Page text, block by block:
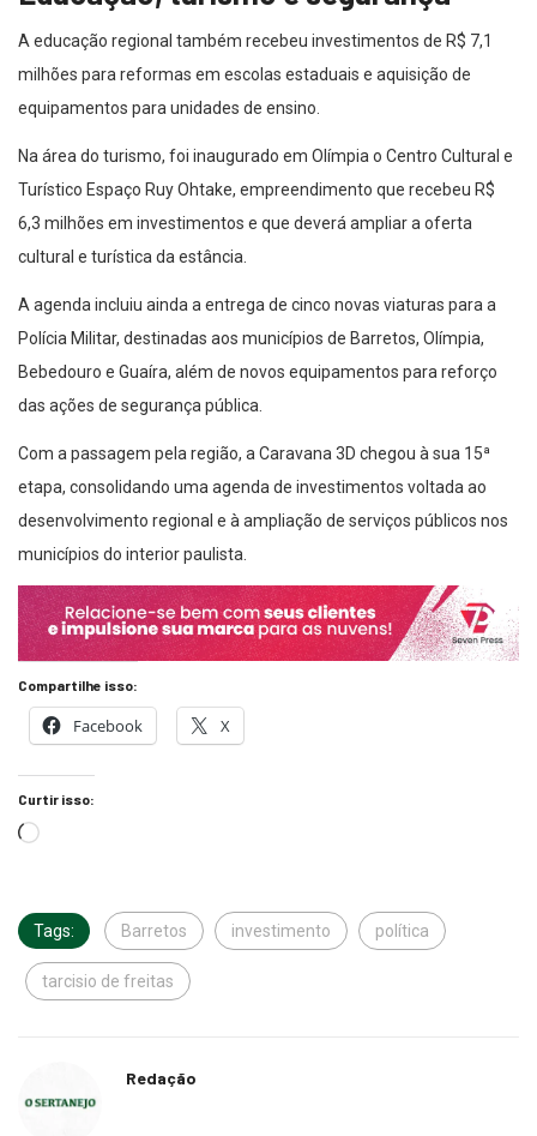
A educação regional também recebeu investimentos de R$ 7,1
milhões para reformas em escolas estaduais e aquisição de
equipamentos para unidades de ensino.
Na área do turismo, foi inaugurado em Olímpia o Centro Cultural e
Turístico Espaço Ruy Ohtake, empreendimento que recebeu R$
6,3 milhões em investimentos e que deverá ampliar a oferta
cultural e turística da estância.
A agenda incluiu ainda a entrega de cinco novas viaturas para a
Polícia Militar, destinadas aos municípios de Barretos, Olímpia,
Bebedouro e Guaíra, além de novos equipamentos para reforço
das ações de segurança pública.
Com a passagem pela região, a Caravana 3D chegou à sua 15ª
etapa, consolidando uma agenda de investimentos voltada ao
desenvolvimento regional e à ampliação de serviços públicos nos
municípios do interior paulista.
Compartilhe isso:
Facebook X
Curtir isso:
Tags: Barretos investimento política
tarcisio de freitas
Redação